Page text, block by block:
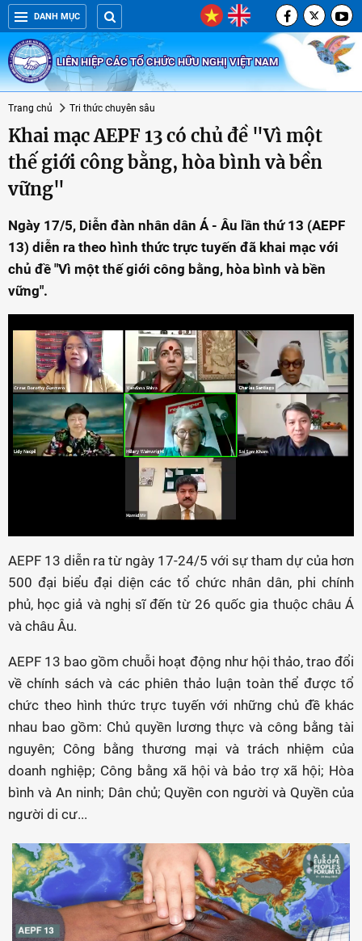
DANH MỤC
LIÊN HIỆP CÁC TỔ CHỨC HỮU NGHỊ VIỆT NAM
Trang chủ Tri thức chuyên sâu
Khai mạc AEPF 13 có chủ đề "Vì một
thế giới công bằng, hòa bình và bền
vững"
Ngày 17/5, Diễn đàn nhân dân Á - Âu lần thứ 13 (AEPF
13) diễn ra theo hình thức trực tuyến đã khai mạc với
chủ đề "Vì một thế giới công bằng, hòa bình và bền
vững".
AEPF 13 diễn ra từ ngày 17-24/5 với sự tham dự của hơn
500 đại biểu đại diện các tổ chức nhân dân, phi chính
phủ, học giả và nghị sĩ đến từ 26 quốc gia thuộc châu Á
và châu Âu.
AEPF 13 bao gồm chuỗi hoạt động như hội thảo, trao đổi
về chính sách và các phiên thảo luận toàn thể được tổ
chức theo hình thức trực tuyến với những chủ đề khác
nhau bao gồm: Chủ quyền lương thực và công bằng tài
nguyên; Công bằng thương mại và trách nhiệm của
doanh nghiệp; Công bằng xã hội và bảo trợ xã hội; Hòa
bình và An ninh; Dân chủ; Quyền con người và Quyền của
người di cư...